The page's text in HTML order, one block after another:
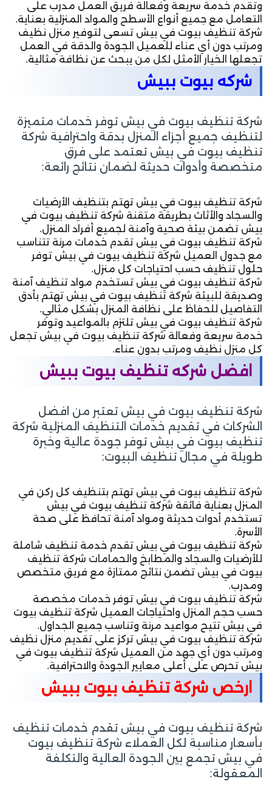
وتقدم خدمة سريعة وفعالة فريق العمل مدرب على
التعامل مع جميع أنواع الأسطح والمواد المنزلية بعناية.
شركة تنظيف بيوت في بيش تسعى لتوفير منزل نظيف
ومرتب دون أي عناء للعميل الجودة والدقة في العمل
تجعلها الخيار الأمثل لكل من يبحث عن نظافة مثالية.
شركه بيوت ببيش
شركة تنظيف بيوت في بيش توفر خدمات متميزة
لتنظيف جميع أجزاء المنزل بدقة واحترافية شركة
تنظيف بيوت في بيش تعتمد على فرق
متخصصة وأدوات حديثة لضمان نتائج رائعة:
شركة تنظيف بيوت في بيش تهتم بتنظيف الأرضيات
والسجاد والأثاث بطريقة متقنة شركة تنظيف بيوت في
بيش تضمن بيئة صحية وآمنة لجميع أفراد المنزل.
شركة تنظيف بيوت في بيش تقدم خدمات مرنة تتناسب
مع جدول العميل شركة تنظيف بيوت في بيش توفر
حلول تنظيف حسب احتياجات كل منزل.
شركة تنظيف بيوت في بيش تستخدم مواد تنظيف آمنة
وصديقة للبيئة شركة تنظيف بيوت في بيش تهتم بأدق
التفاصيل للحفاظ على نظافة المنزل بشكل مثالي.
شركة تنظيف بيوت في بيش تلتزم بالمواعيد وتوفر
خدمة سريعة وفعالة شركة تنظيف بيوت في بيش تجعل
كل منزل نظيف ومرتب بدون عناء.
افضل شركه تنظيف بيوت ببيش
شركة تنظيف بيوت في بيش تعتبر من افضل
الشركات في تقديم خدمات التنظيف المنزلية شركة
تنظيف بيوت في بيش توفر جودة عالية وخبرة
طويلة في مجال تنظيف البيوت:
شركة تنظيف بيوت في بيش تهتم بتنظيف كل ركن في
المنزل بعناية فائقة شركة تنظيف بيوت في بيش
تستخدم أدوات حديثة ومواد آمنة تحافظ على صحة
الأسرة.
شركة تنظيف بيوت في بيش تقدم خدمة تنظيف شاملة
للأرضيات والسجاد والمطابخ والحمامات شركة تنظيف
بيوت في بيش تضمن نتائج ممتازة مع فريق متخصص
ومدرب.
شركة تنظيف بيوت في بيش توفر خدمات مخصصة
حسب حجم المنزل واحتياجات العميل شركة تنظيف بيوت
في بيش تتيح مواعيد مرنة وتناسب جميع الجداول.
شركة تنظيف بيوت في بيش تركز على تقديم منزل نظيف
ومرتب دون أي جهد من العميل شركة تنظيف بيوت في
بيش تحرص على أعلى معايير الجودة والاحترافية.
ارخص شركة تنظيف بيوت ببيش
شركة تنظيف بيوت في بيش تقدم خدمات تنظيف
بأسعار مناسبة لكل العملاء شركة تنظيف بيوت
في بيش تجمع بين الجودة العالية والتكلفة
المعقولة: